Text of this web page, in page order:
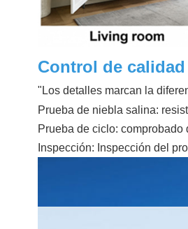
Control de
"Los detalles marcan la
Prueba de niebla salina:
Prueba de ciclo:
Inspección: Inspección del